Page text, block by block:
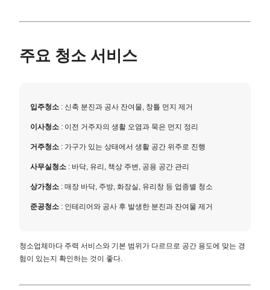
주요 청소 서비스
입주청소 : 신축 분진과 공사 잔여물, 창틀 먼지 제거
이사청소 : 이전 거주자의 생활 오염과 묵은 먼지 정리
거주청소 : 가구가 있는 상태에서 생활 공간 위주로 진행
사무실청소 : 바닥, 유리, 책상 주변, 공용 공간 관리
상가청소 : 매장 바닥, 주방, 화장실, 유리창 등 업종별 청소
준공청소 : 인테리어와 공사 후 발생한 분진과 잔여물 제거
청소업체마다 주력 서비스와 기본 범위가 다르므로 공간 용도에 맞는 경
험이 있는지 확인하는 것이 좋다.